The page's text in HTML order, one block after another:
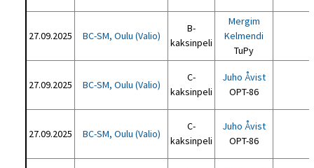
27.09.2025 BC-SM, Oulu (Valio)
B-
kaksinpeli
Mergim
Kelmendi
TuPy
27.09.2025 BC-SM, Oulu (Valio)
C-
kaksinpeli
Juho Åvist
OPT-86
27.09.2025 BC-SM, Oulu (Valio)
C-
kaksinpeli
Juho Åvist
OPT-86